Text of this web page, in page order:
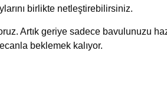
birlikte netleştirebilirsiniz.
Artık geriye sadece bavulunuzu
beklemek kalıyor.